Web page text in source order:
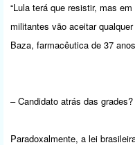
“Lula terá que resistir, mas
militantes vão aceitar
Baza, farmacêutica de 37
– Candidato atrás das
Paradoxalmente, a lei